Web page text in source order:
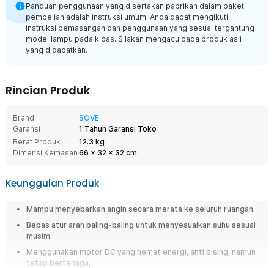
Panduan penggunaan yang disertakan pabrikan dalam paket
pembelian adalah instruksi umum. Anda dapat mengikuti
instruksi pemasangan dan penggunaan yang sesuai tergantung
model lampu pada kipas. Silakan mengacu pada produk asli
yang didapatkan.
Rincian Produk
Brand
SOVE
Garansi
1 Tahun Garansi Toko
Berat Produk
12.3 kg
Dimensi Kemasan 66 x 32 x 32 cm
Keunggulan Produk
Mampu menyebarkan angin secara merata ke seluruh ruangan.
Bebas atur arah baling-baling untuk menyesuaikan suhu sesuai
musim.
Menggunakan motor DC yang hemat energi, anti bising, namun
tetap bertenaga.